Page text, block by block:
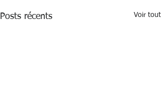
Posts récents Voir tout